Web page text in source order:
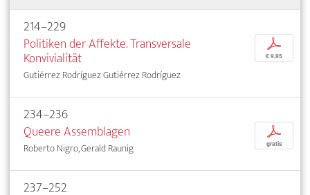
214–229
Politiken der Affekte. Transversale
Konvivialität
Gutiérrez Rodríguez Gutiérrez Rodríguez
p
€ 9,95
234–236
Queere Assemblagen
Roberto Nigro, Gerald Raunig
p
gratis
237–252